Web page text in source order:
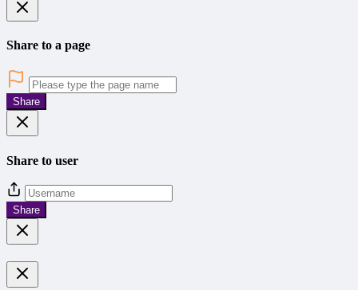
Share to a page
Share
Share to user
Share